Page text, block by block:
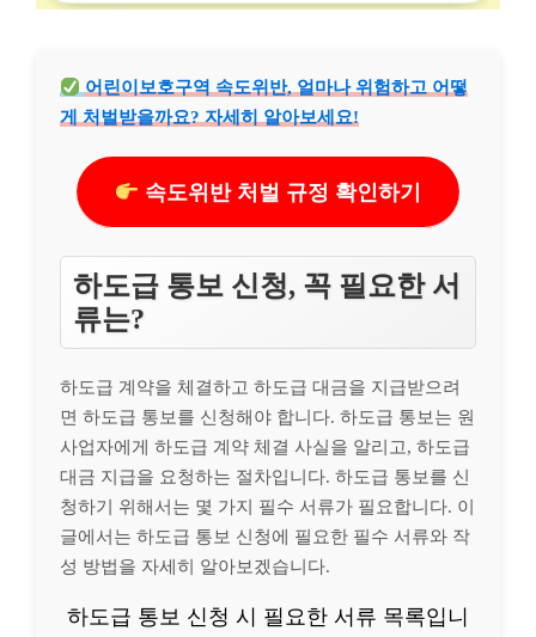
어린이보호구역 속도위반, 얼마나 위험하고 어떻
게 처벌받을까요? 자세히 알아보세요!
속도위반 처벌 규정 확인하기
하도급 통보 신청, 꼭 필요한 서
류는?
하도급 계약을 체결하고 하도급 대금을 지급받으려
면 하도급 통보를 신청해야 합니다. 하도급 통보는 원
사업자에게 하도급 계약 체결 사실을 알리고, 하도급
대금 지급을 요청하는 절차입니다. 하도급 통보를 신
청하기 위해서는 몇 가지 필수 서류가 필요합니다. 이
글에서는 하도급 통보 신청에 필요한 필수 서류와 작
성 방법을 자세히 알아보겠습니다.
하도급 통보 신청 시 필요한 서류 목록입니